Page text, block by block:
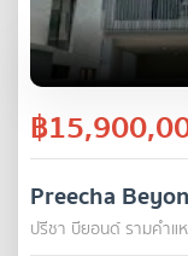
฿
Preecha
ปรีชา บียอนด์ รามคำแ